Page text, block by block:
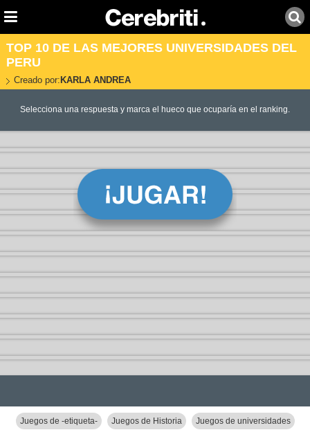
TOP 10 DE LAS MEJORES UNIVERSIDADES DEL
PERU
Creado por: KARLA ANDREA
Selecciona una respuesta y marca el hueco que ocuparía en el ranking.
Juegos de -etiqueta- Juegos de Historia Juegos de universidades